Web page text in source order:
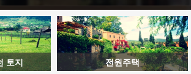
토지 전원주택